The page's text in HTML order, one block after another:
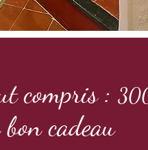
compris :
cadeau